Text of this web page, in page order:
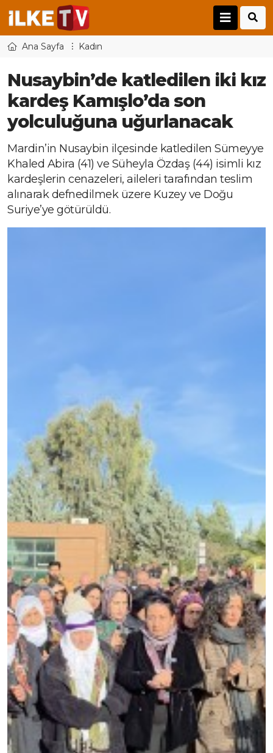
Ana Sayfa Kadın
Nusaybin’de katledilen iki kız
kardeş Kamışlo’da son
yolculuğuna uğurlanacak
Mardin’in Nusaybin ilçesinde katledilen Sümeyye
Khaled Abira (41) ve Süheyla Özdaş (44) isimli kız
kardeşlerin cenazeleri, aileleri tarafından teslim
alınarak defnedilmek üzere Kuzey ve Doğu
Suriye’ye götürüldü.